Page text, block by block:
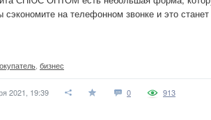
сэкономите на телефонном звонке и это
бизнес
2021, 19:39 0 913